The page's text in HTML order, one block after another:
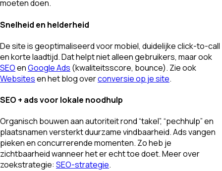
moeten doen.
Snelheid en helderheid
De site is geoptimaliseerd voor mobiel, duidelijke click-to-call
en korte laadtijd. Dat helpt niet alleen gebruikers, maar ook
SEOenGoogle Ads (kwaliteitsscore, bounce). Zie ook
Websitesen het blog overconversie op je site.
SEO + ads voor lokale noodhulp
Organisch bouwen aan autoriteit rond “takel”, “pechhulp” en
plaatsnamen versterkt duurzame vindbaarheid. Ads vangen
pieken en concurrerende momenten. Zo heb je
zichtbaarheid wanneer het er echt toe doet. Meer over
zoekstrategie: SEO-strategie.